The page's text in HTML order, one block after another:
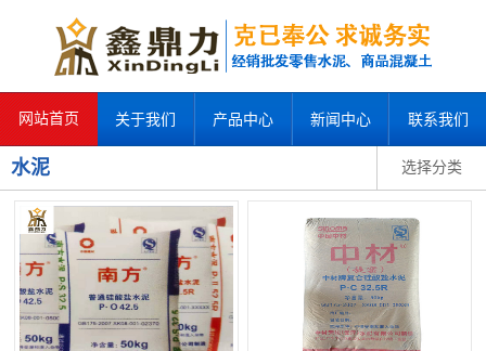
网站首页 关于我们 产品中心 新闻中心 联系我们
选择分类
水泥